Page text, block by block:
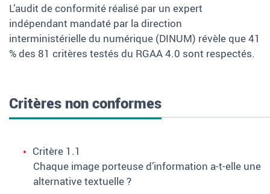
L’audit de conformité réalisé par un expert
indépendant mandaté par la direction
interministérielle du numérique (DINUM) révèle que 41
% des 81 critères testés du RGAA4.0 sont respectés.
Critères non conformes
Critère 1.1
Chaque image porteuse d’information a-t-elle une
alternative textuelle?